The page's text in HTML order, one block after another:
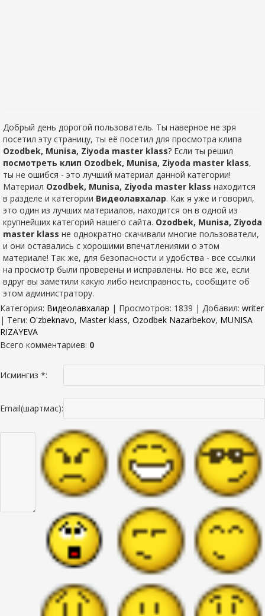
Добрый день дорогой пользователь. Ты наверное не зря
посетил эту страницу, ты её посетил для просмотра клипа
Ozodbek, Munisa, Ziyoda master klass? Если ты решил
посмотреть клип Ozodbek, Munisa, Ziyoda master klass,
ты не ошибся - это лучший материал данной категории!
Материал Ozodbek, Munisa, Ziyoda master klass находится
в разделе и категории Видеолавхалар. Как я уже и говорил,
это один из лучших материалов, находится он в одной из
крупнейших категорий нашего сайта. Ozodbek, Munisa, Ziyoda
master klass не однократно скачивали многие пользователи,
и они оставались с хорошими впечатлениями о этом
материале! Так же, для безопасности и удобства - все ссылки
на просмотр были проверены и исправлены. Но все же, если
вдруг вы заметили какую либо неисправность, сообщите об
этом администратору.
Категория: Видеолавхалар | Просмотров: 1839 | Добавил: writer
| Теги: O'zbeknavo, Master klass, Ozodbek Nazarbekov, MUNISA
RIZAYEVA
Всего комментариев: 0
Исмингиз *:
Email(шартмас):